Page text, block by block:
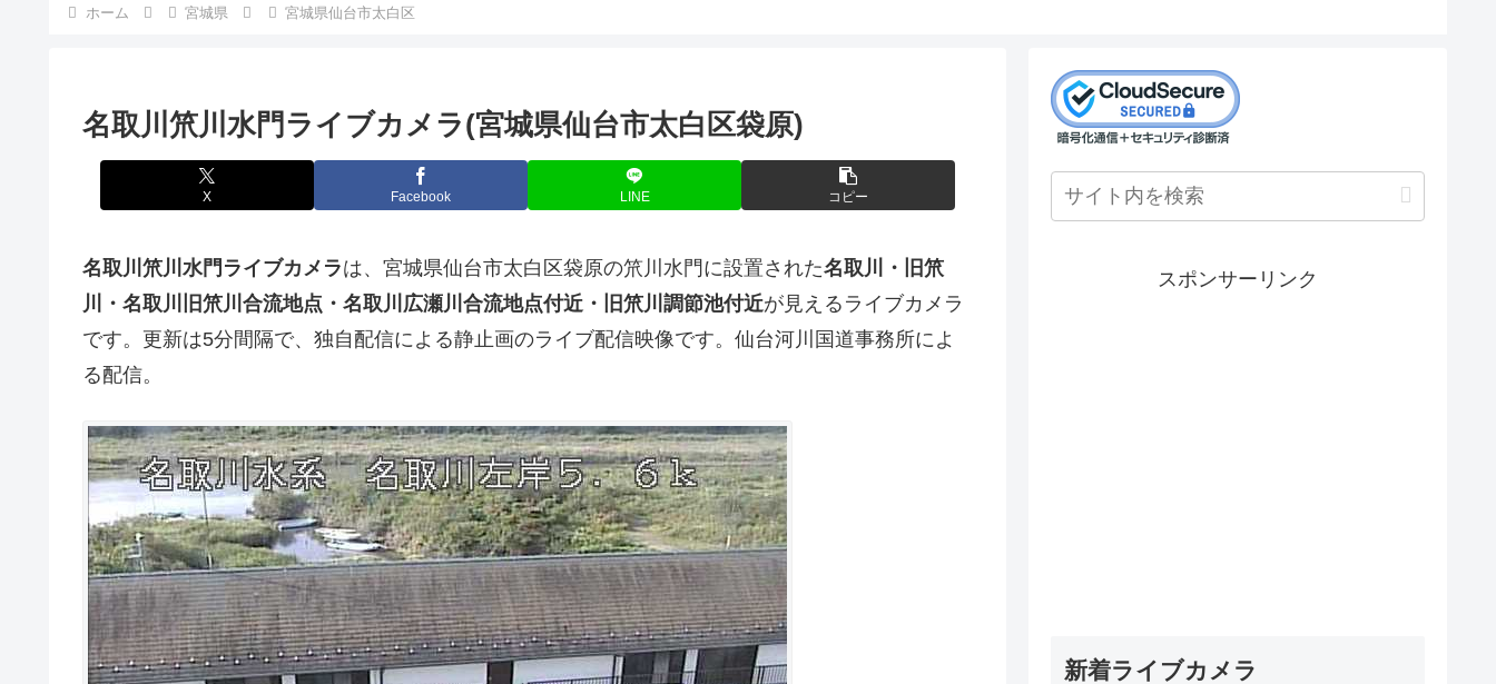
ホーム 宮城県 宮城県仙台市太白区
名取川笊川水門ライブカメラ(宮城県仙台市太白区袋原)
X Facebook LINE コピー
名取川笊川水門ライブカメラは、宮城県仙台市太白区袋原の笊川水門に設置された名取川・旧笊
川・名取川旧笊川合流地点・名取川広瀬川合流地点付近・旧笊川調節池付近が見えるライブカメラ
です。更新は5分間隔で、独自配信による静止画のライブ配信映像です。仙台河川国道事務所によ
る配信。
スポンサーリンク
新着ライブカメラ